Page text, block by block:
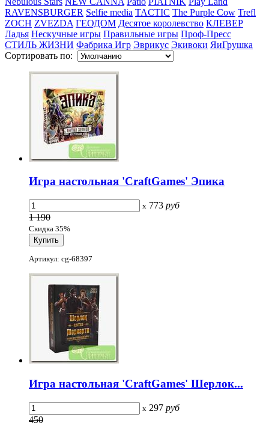
RAVENSBURGER Selfie media TACTIC The Purple Cow Trefl
ZOCH ZVEZDA ГЕОДОМ Десятое королевство КЛЕВЕР
Ладья Нескучные игры Правильные игры Проф-Пресс
СТИЛЬ ЖИЗНИ Фабрика Игр Эврикус Экивоки ЯиГрушка
Сортировать по:
Игра настольная 'CraftGames' Эпика
x 773 руб
1 190
Скидка 35%
Артикул: cg-68397
Игра настольная 'CraftGames' Шерлок...
x 297 руб
450